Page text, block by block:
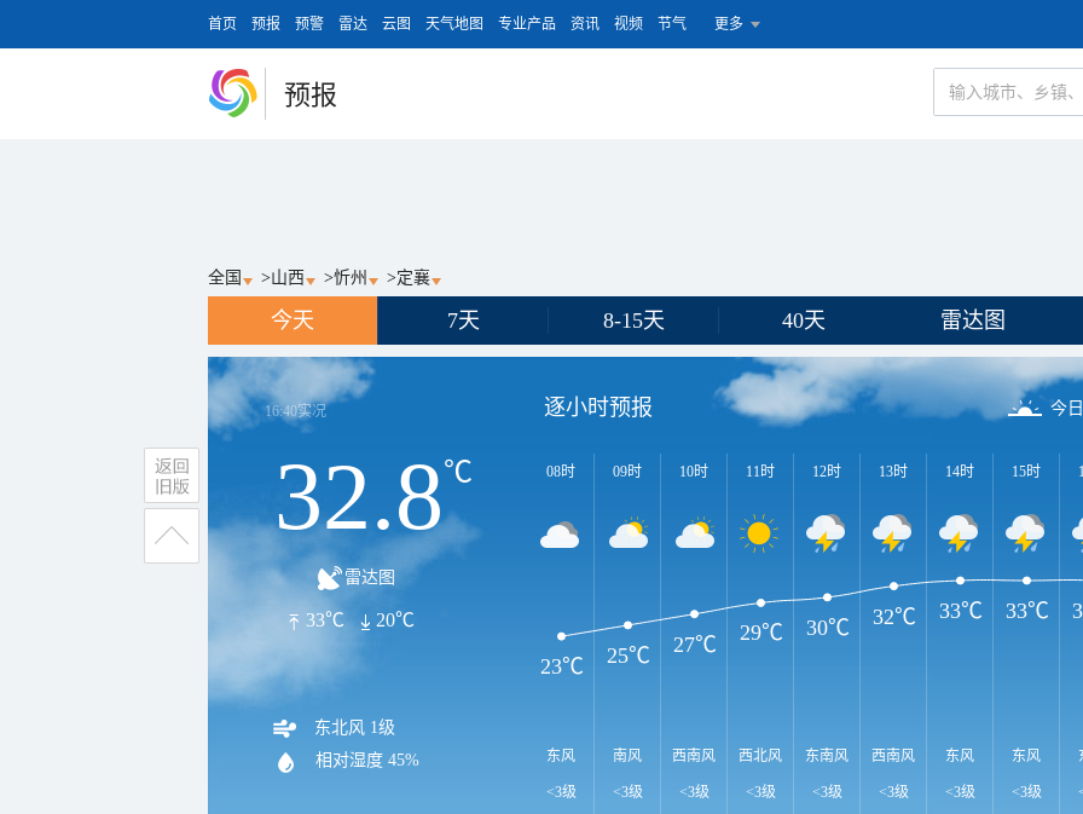
首页 预报 预警 雷达 云图 天气地图 专业产品 资讯 视频 节气 更多
预报
全国 >山西 >忻州 >定襄
今天 7天 8-15天 40天 雷达图
16:40实况
32.8℃
雷达图
33℃ 20℃
东北风 1级
相对湿度 45%
逐小时预报 今
08时
东风
<3级
09时
南风
<3级
10时
西南风
<3级
11时
西北风
<3级
12时
东南风
<3级
13时
西南风
<3级
14时
东风
<3级
15时
东风
<3级
23℃ 25℃ 27℃ 29℃ 30℃ 32℃ 33℃ 33℃